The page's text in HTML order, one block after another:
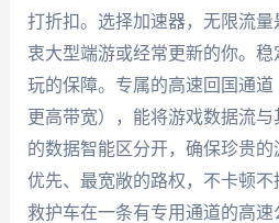
打折扣。选择加速器，无限流
衷大型端游或经常更新的你。
玩的保障。专属的高速回国通
更高带宽），能将游戏数据流
的数据智能区分开，确保珍贵
优先、最宽敞的路权，不卡顿
救护车在一条有专用通道的高